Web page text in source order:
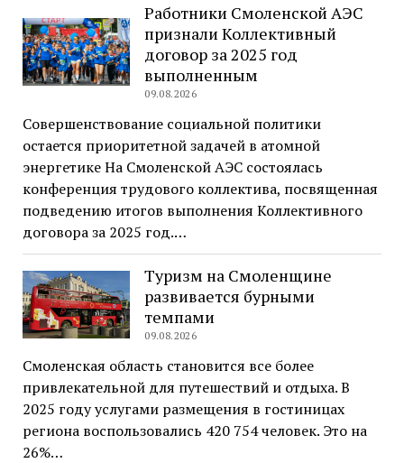
Работники Смоленской АЭС
признали Коллективный
договор за 2025 год
выполненным
09.08.2026
Совершенствование социальной политики
остается приоритетной задачей в атомной
энергетике На Смоленской АЭС состоялась
конференция трудового коллектива, посвященная
подведению итогов выполнения Коллективного
договора за 2025 год.…
Туризм на Смоленщине
развивается бурными
темпами
09.08.2026
Смоленская область становится все более
привлекательной для путешествий и отдыха. В
2025 году услугами размещения в гостиницах
региона воспользовались 420 754 человек. Это на
26%…